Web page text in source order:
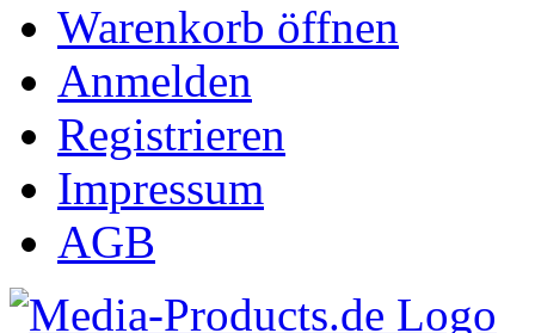
Warenkorb öffnen
Anmelden
Registrieren
Impressum
AGB